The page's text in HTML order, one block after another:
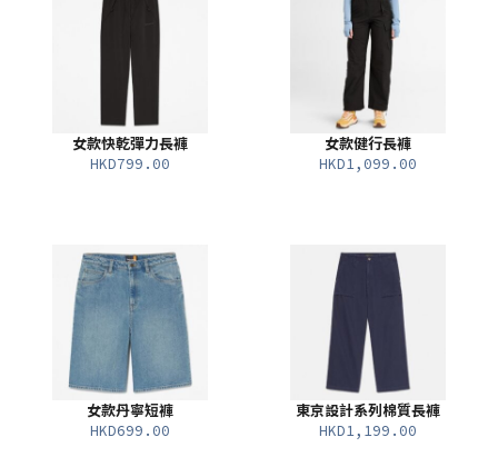
女款快乾彈力長褲
HKD799.00
女款健行長褲
HKD1,099.00
女款丹寧短褲
HKD699.00
東京設計系列棉質長褲
HKD1,199.00